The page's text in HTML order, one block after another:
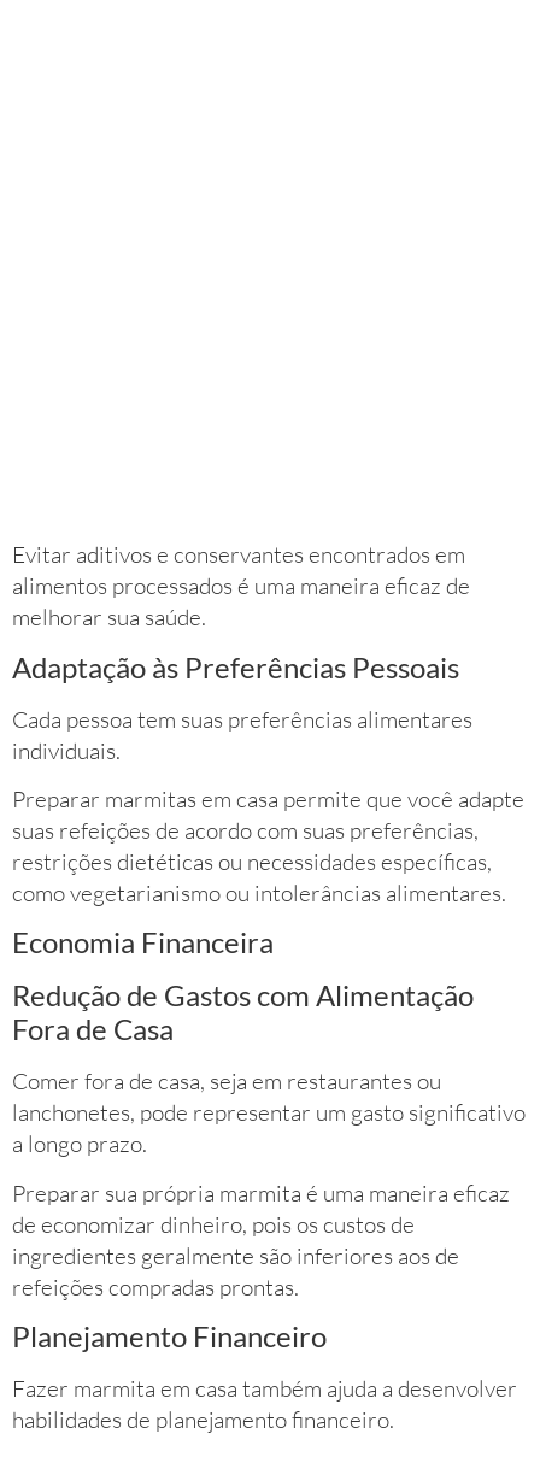
Evitar aditivos e conservantes encontrados em
alimentos processados é uma maneira eficaz de
melhorar sua saúde.
Adaptação às Preferências Pessoais
Cada pessoa tem suas preferências alimentares
individuais.
Preparar marmitas em casa permite que você adapte
suas refeições de acordo com suas preferências,
restrições dietéticas ou necessidades específicas,
como vegetarianismo ou intolerâncias alimentares.
Economia Financeira
Redução de Gastos com Alimentação
Fora de Casa
Comer fora de casa, seja em restaurantes ou
lanchonetes, pode representar um gasto significativo
a longo prazo.
Preparar sua própria marmita é uma maneira eficaz
de economizar dinheiro, pois os custos de
ingredientes geralmente são inferiores aos de
refeições compradas prontas.
Planejamento Financeiro
Fazer marmita em casa também ajuda a desenvolver
habilidades de planejamento financeiro.